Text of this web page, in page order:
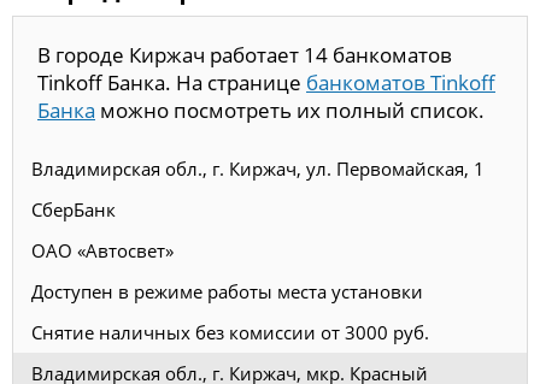
В городе Киржач работает 14 банкоматов
Tinkoff Банка. На странице банкоматов Tinkoff
Банка можно посмотреть их полный список.
Владимирская обл., г. Киржач, ул. Первомайская, 1
СберБанк
ОАО «Автосвет»
Доступен в режиме работы места установки
Снятие наличных без комиссии от 3000 руб.
Владимирская обл., г. Киржач, мкр. Красный